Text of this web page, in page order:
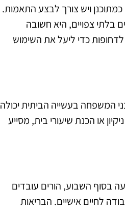
ויש צורך לבצע התאמות.
בלתי צפויים, היא חשובה
כדי ליעל את השימוש
המשפחה בעשייה הביתית יכולה
או הכנת שיעורי בית, מסייע
בסוף השבוע, הורים עובדים
לחיים אישיים. הבריאות